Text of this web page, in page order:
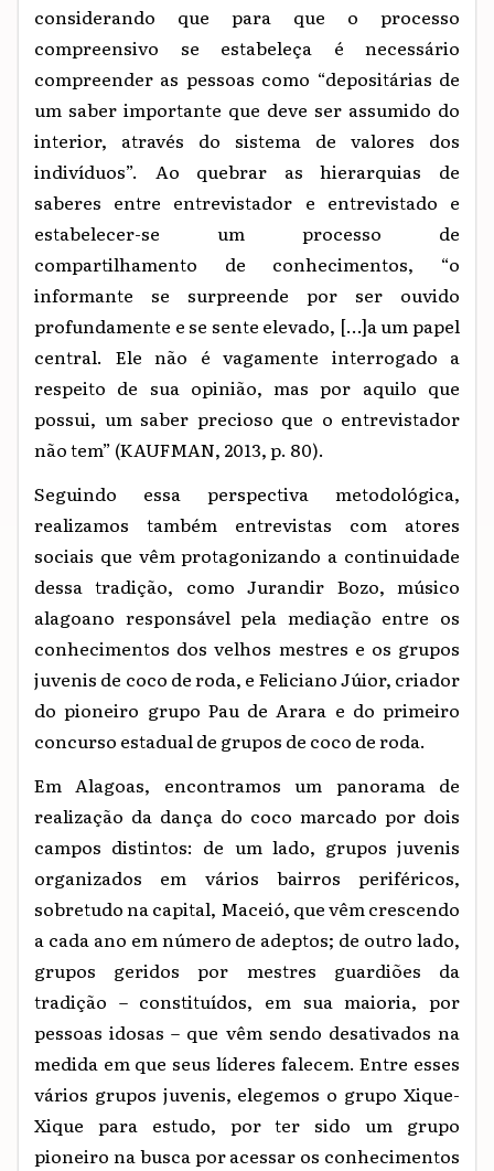
considerando que para que o processo
compreensivo se estabeleça é necessário
compreender as pessoas como “depositárias de
um saber importante que deve ser assumido do
interior, através do sistema de valores dos
indivíduos”. Ao quebrar as hierarquias de
saberes entre entrevistador e entrevistado e
estabelecer-se um processo de
compartilhamento de conhecimentos, “o
informante se surpreende por ser ouvido
profundamente e se sente elevado, […]a um papel
central. Ele não é vagamente interrogado a
respeito de sua opinião, mas por aquilo que
possui, um saber precioso que o entrevistador
não tem” (KAUFMAN, 2013, p. 80).
Seguindo essa perspectiva metodológica,
realizamos também entrevistas com atores
sociais que vêm protagonizando a continuidade
dessa tradição, como Jurandir Bozo, músico
alagoano responsável pela mediação entre os
conhecimentos dos velhos mestres e os grupos
juvenis de coco de roda, e Feliciano Júior, criador
do pioneiro grupo Pau de Arara e do primeiro
concurso estadual de grupos de coco de roda.
Em Alagoas, encontramos um panorama de
realização da dança do coco marcado por dois
campos distintos: de um lado, grupos juvenis
organizados em vários bairros periféricos,
sobretudo na capital, Maceió, que vêm crescendo
a cada ano em número de adeptos; de outro lado,
grupos geridos por mestres guardiões da
tradição – constituídos, em sua maioria, por
pessoas idosas – que vêm sendo desativados na
medida em que seus líderes falecem. Entre esses
vários grupos juvenis, elegemos o grupo Xique-
Xique para estudo, por ter sido um grupo
pioneiro na busca por acessar os conhecimentos